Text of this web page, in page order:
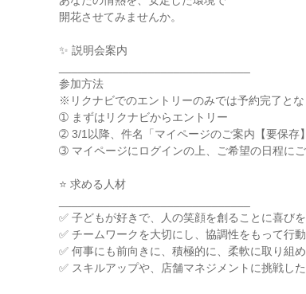
開花させてみませんか。
✨ 説明会案内
参加方法
※リクナビでのエントリーのみでは予約完了とな
➀ まずはリクナビからエントリー
➁ 3/1以降、件名「マイページのご案内【要保存
➂ マイページにログインの上、ご希望の日程に
⭐ 求める人材
✅ 子どもが好きで、人の笑顔を創ることに喜び
✅ チームワークを大切にし、協調性をもって行
✅ 何事にも前向きに、積極的に、柔軟に取り組
✅ スキルアップや、店舗マネジメントに挑戦し